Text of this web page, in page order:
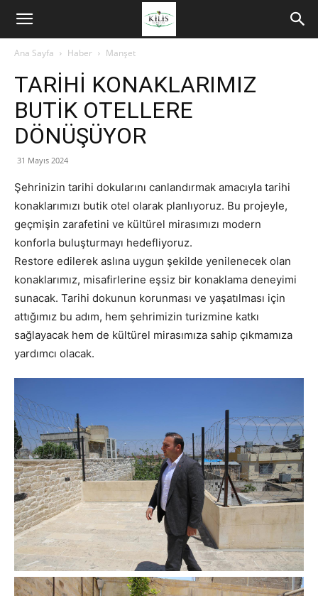
Ana Sayfa Haber Manşet
TARİHİ KONAKLARIMIZ
BUTİK OTELLERE
DÖNÜŞÜYOR
31 Mayıs 2024
Şehrinizin tarihi dokularını canlandırmak amacıyla tarihi
konaklarımızı butik otel olarak planlıyoruz. Bu projeyle,
geçmişin zarafetini ve kültürel mirasımızı modern
konforla buluşturmayı hedefliyoruz.
Restore edilerek aslına uygun şekilde yenilenecek olan
konaklarımız, misafirlerine eşsiz bir konaklama deneyimi
sunacak. Tarihi dokunun korunması ve yaşatılması için
attığımız bu adım, hem şehrimizin turizmine katkı
sağlayacak hem de kültürel mirasımıza sahip çıkmamıza
yardımcı olacak.